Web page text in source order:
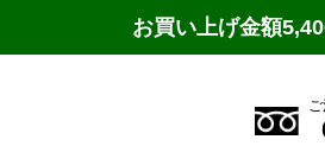
お買い上げ金額